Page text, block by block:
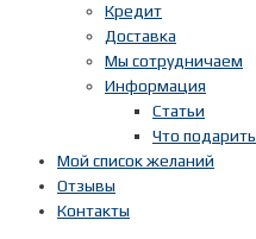
Кредит
Доставка
Мы сотрудничаем
Информация
Статьи
Что подарить
Мой список желаний
Отзывы
Контакты